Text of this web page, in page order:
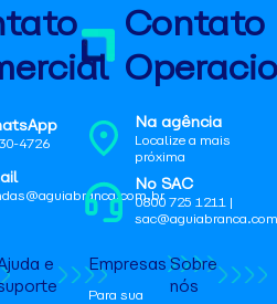
4726
Contato
Na agência
Localize a mais
próxima
No SAC
0800 725 1211 |
e
Empresas
Para sua
Sobre
nós